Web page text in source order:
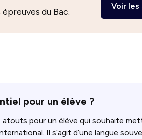
du Bac.
Voir les
pour un élève ?
atouts pour un élève qui souhaite
Il s’agit d’une langue